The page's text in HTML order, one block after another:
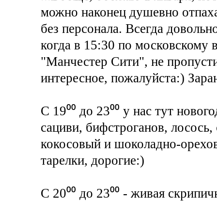
можно наконец душевно
без персонала. Всегда
когда в 15:30 по московскому
"Манчестер Сити", не
интересное, пожалуйста:)
С 19⁰⁰ до 23⁰⁰ у нас тут
сациви, бифстроганов,
кокосовый и шоколадно-
тарелки, дорогие:)
С 20⁰⁰ до 23⁰⁰ - живая